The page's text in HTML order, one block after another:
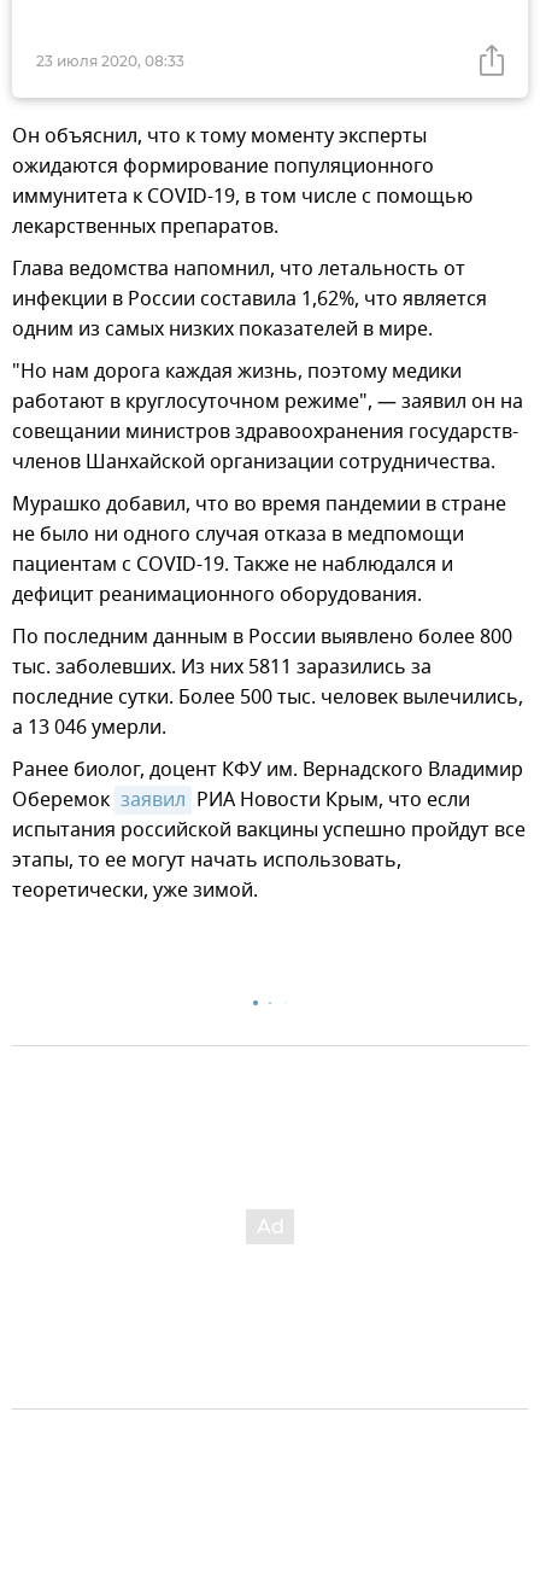
23 июля 2020, 08:33
Он объяснил, что к тому моменту эксперты
ожидаются формирование популяционного
иммунитета к COVID-19, в том числе с помощью
лекарственных препаратов.
Глава ведомства напомнил, что летальность от
инфекции в России составила 1,62%, что является
одним из самых низких показателей в мире.
"Но нам дорога каждая жизнь, поэтому медики
работают в круглосуточном режиме", — заявил он на
совещании министров здравоохранения государств-
членов Шанхайской организации сотрудничества.
Мурашко добавил, что во время пандемии в стране
не было ни одного случая отказа в медпомощи
пациентам с COVID-19. Также не наблюдался и
дефицит реанимационного оборудования.
По последним данным в России выявлено более 800
тыс. заболевших. Из них 5811 заразились за
последние сутки. Более 500 тыс. человек вылечились,
а 13 046 умерли.
Ранее биолог, доцент КФУ им. Вернадского Владимир
Оберемок заявил РИА Новости Крым, что если
испытания российской вакцины успешно пройдут все
этапы, то ее могут начать использовать,
теоретически, уже зимой.